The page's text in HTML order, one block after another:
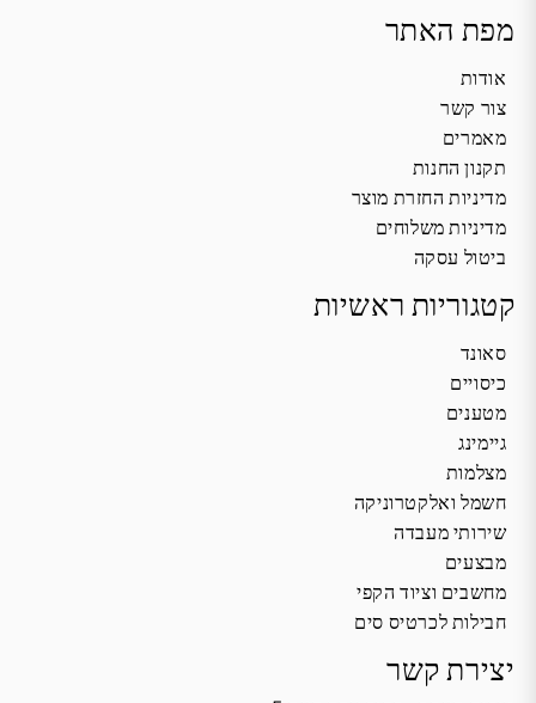
מפת האתר
אודות
צור קשר
מאמרים
תקנון החנות
מדיניות החזרת מוצר
מדיניות משלוחים
ביטול עסקה
קטגוריות ראשיות
סאונד
כיסויים
מטענים
גיימינג
מצלמות
חשמל ואלקטרוניקה
שירותי מעבדה
מבצעים
מחשבים וציוד הקפי
חבילות לכרטיס סים
יצירת קשר